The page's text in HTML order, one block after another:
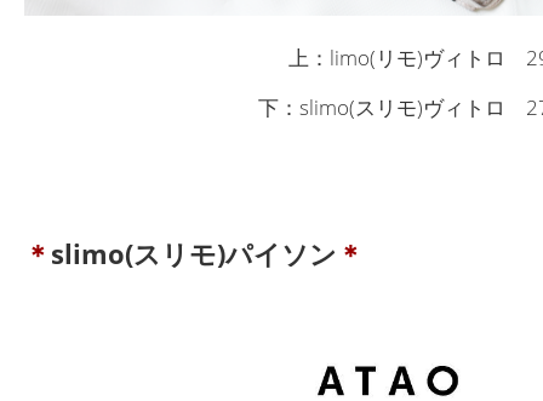
上：limo(リモ)ヴィトロ
下：slimo(スリモ)ヴィトロ
＊ slimo(スリモ)パイソン ＊